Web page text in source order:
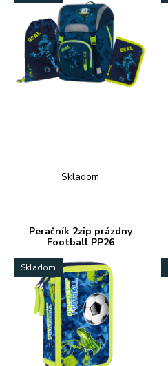
Skladom
Peračník 2zip prázdny
Football PP26
Skladom